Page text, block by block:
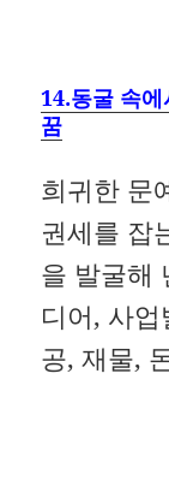
14.동굴 속
꿈
희귀한 문
권세를 잡
을 발굴해
디어, 사
공, 재물,